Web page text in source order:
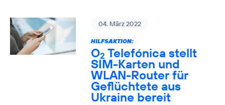
04. März 2022
HILFSAKTION:
O2 Telefónica stellt
SIM-Karten und
WLAN-Router für
Geflüchtete aus
Ukraine bereit